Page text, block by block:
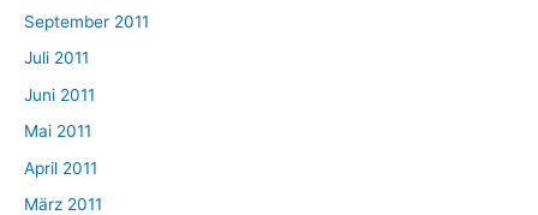
September 2011
Juli 2011
Juni 2011
Mai 2011
April 2011
März 2011